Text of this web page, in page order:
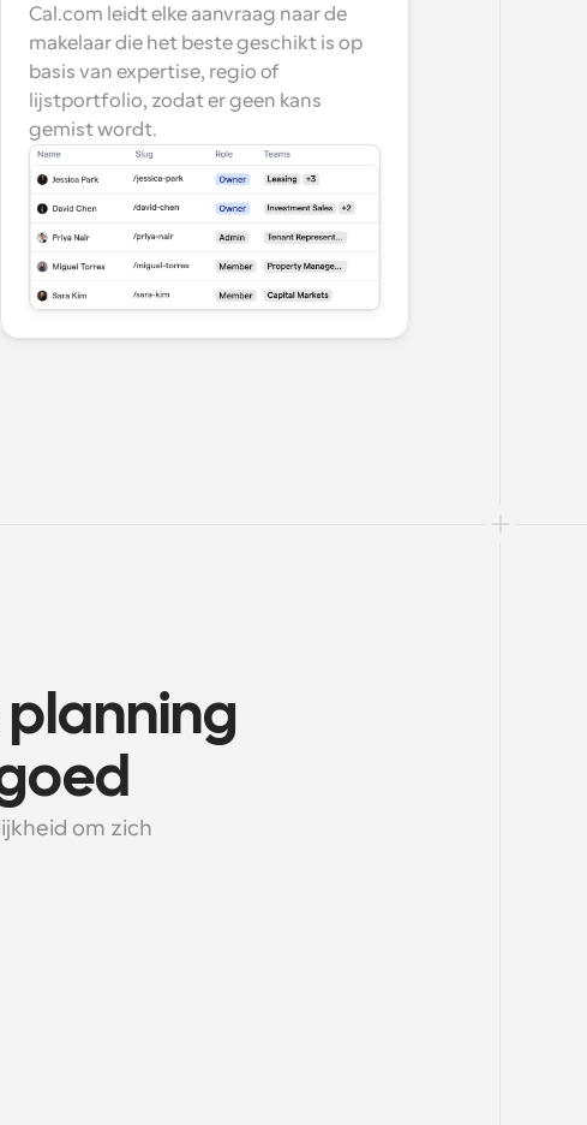
Cal.com leidt elke aanvraag naar de
makelaar die het beste geschikt is op
basis van expertise, regio of
lijstportfolio, zodat er geen kans
gemist wordt.
planning
om zich